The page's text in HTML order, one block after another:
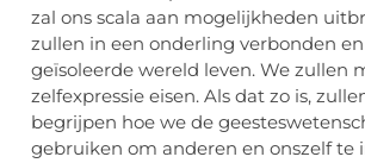
zal ons scala aan mogelijkheden
zullen in een onderling verbonden
geïsoleerde wereld leven. We zullen
zelfexpressie eisen. Als dat zo is,
begrijpen hoe we de
gebruiken om anderen en onszelf te